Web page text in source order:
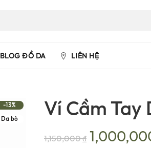
BLOG ĐỒ DA LIÊN HỆ
-13%
Da bò
Ví Cầm Tay
1,150,000₫ Giá